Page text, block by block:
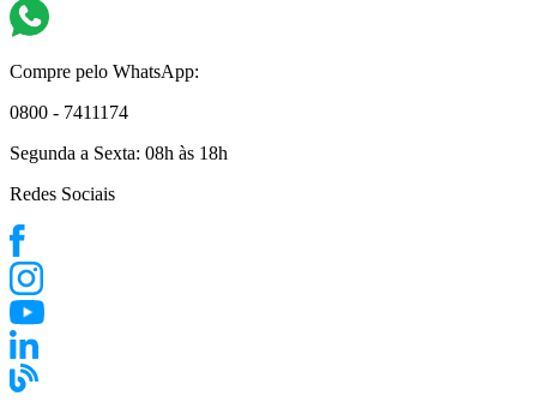
Compre pelo WhatsApp:
0800 - 7411174
Segunda a Sexta: 08h às 18h
Redes Sociais